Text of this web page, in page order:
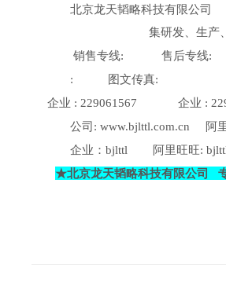
北京龙天韬略科技有限公司
集研发、生产
销售专线: 售后专线:
: 图文传真:
企业 : 229061567企业 :
公司: www.bjlttl.com.cn 阿
企业： bjlttl 阿里旺旺:
★北京龙天韬略科技有限公司